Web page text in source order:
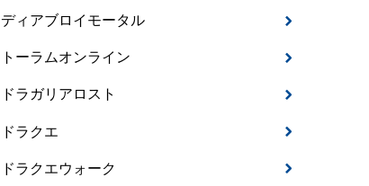
ディアブロイモータル
トーラムオンライン
ドラガリアロスト
ドラクエ
ドラクエウォーク